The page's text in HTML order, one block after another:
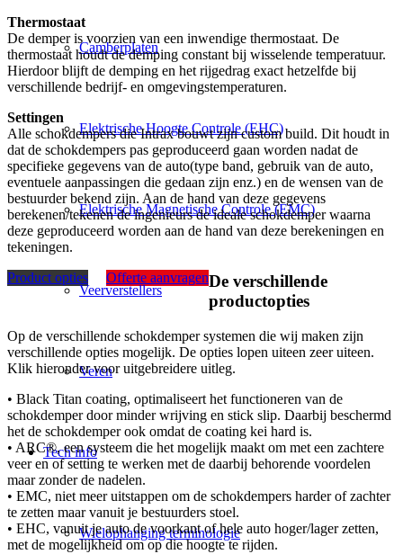
Camberplaten
Elektrische Hoogte Controle (EHC)
Elektrische Magnetische Controle (EMC)
Veerverstellers
Veren
Tech info
Wielophanging terminologie
Thermostaat
De demper is voorzien van een inwendige thermostaat. De
thermostaat houdt de demping constant bij wisselende temperatuur.
Hierdoor blijft de demping en het rijgedrag exact hetzelfde bij
verschillende bedrijf- en omgevingstemperaturen.
Settingen
Alle schokdempers die Intrax bouwt zijn custom build. Dit houdt in
dat de schokdempers pas geproduceerd gaan worden nadat de
specifieke gegevens van de auto(type band, gebruik van de auto,
eventuele aanpassingen die gedaan zijn enz.) en de wensen van de
bestuurder bekend zijn. Aan de hand van deze gegevens
berekenen/tekenen de ingenieurs de ideale schokdemper waarna
deze geproduceerd worden aan de hand van deze berekeningen en
tekeningen.
Product opties
Offerte aanvragenDe verschillende
productopties
Op de verschillende schokdemper systemen die wij maken zijn
verschillende opties mogelijk. De opties lopen uiteen zeer uiteen.
Klik hieronder voor uitgebreidere uitleg.
• Black Titan coating, optimaliseert het functioneren van de
schokdemper door minder wrijving en stick slip. Daarbij beschermd
het de schokdemper ook omdat de coating kei hard is.
• ARC®, een systeem die het mogelijk maakt om met een zachtere
veer en of setting te werken met de daarbij behorende voordelen
maar zonder de nadelen.
• EMC, niet meer uitstappen om de schokdempers harder of zachter
te zetten maar vanuit je bestuurders stoel.
• EHC, vanuit je auto de voorkant of hele auto hoger/lager zetten,
met de mogelijkheid om op die hoogte te rijden.